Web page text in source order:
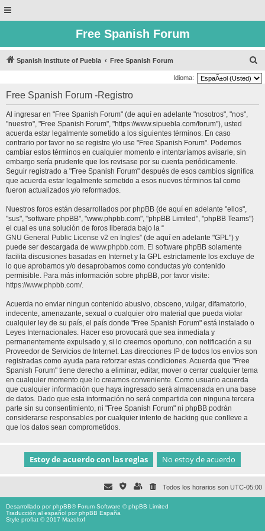
Free Spanish Forum
Spanish Institute of Puebla Free Spanish Forum
u
Idioma:
Free Spanish Forum -Registro
Al ingresar en "Free Spanish Forum" (de aquí en adelante "nosotros", "nos",
"nuestro", "Free Spanish Forum", "https://www.sipuebla.com/forum"), usted
acuerda estar legalmente sometido a los siguientes términos. En caso
contrario por favor no se registre y/o use "Free Spanish Forum". Podemos
cambiar estos términos en cualquier momento e intentaríamos avisarle, sin
embargo sería prudente que los revisase por su cuenta periódicamente.
Seguir registrado a "Free Spanish Forum" después de esos cambios significa
que acuerda estar legalmente sometido a esos nuevos términos tal como
fueron actualizados y/o reformados.
Nuestros foros están desarrollados por phpBB (de aquí en adelante "ellos",
"sus", "software phpBB", "www.phpbb.com", "phpBB Limited", "phpBB Teams")
el cual es una solución de foros liberada bajo la “
GNU General Public License v2 en Ingles” (de aquí en adelante "GPL") y
puede ser descargada de www.phpbb.com. El software phpBB solamente
facilita discusiones basadas en Internet y la GPL estrictamente los excluye de
lo que aprobamos y/o desaprobamos como conductas y/o contenido
permisible. Para más información sobre phpBB, por favor visite:
https://www.phpbb.com/.
Acuerda no enviar ningun contenido abusivo, obsceno, vulgar, difamatorio,
indecente, amenazante, sexual o cualquier otro material que pueda violar
cualquier ley de su país, el país donde "Free Spanish Forum" está instalado o
Leyes Internacionales. Hacer eso provocará que sea inmediata y
permanentemente expulsado y, si lo creemos oportuno, con notificación a su
Proveedor de Servicios de Internet. Las direcciones IP de todos los envíos son
registradas como ayuda para reforzar estas condiciones. Acuerda que "Free
Spanish Forum" tiene derecho a eliminar, editar, mover o cerrar cualquier tema
en cualquier momento que lo creamos conveniente. Como usuario acuerda
que cualquier información que haya ingresado será almacenada en una base
de datos. Dado que esta información no será compartida con ninguna tercera
parte sin su consentimiento, ni "Free Spanish Forum" ni phpBB podrán
considerarse responsables por cualquier intento de hacking que conlleve a
que los datos sean comprometidos.
Todos los horarios son UTC-05:00
Desarrollado porphpBB® Forum Software © phpBB Limited
Traducción al español porphpBB España
Style proflat © 2017 Mazeltof